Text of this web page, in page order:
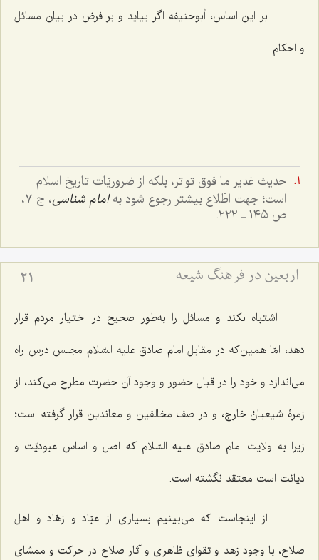
بر این اساس، أبوحنیفه اگر بیاید و بر فرض در بیان مسائل
و احکام
حدیث غدیر ما فوق تواتر، بلکه از ضروریّات تاریخ اسلام
است؛ جهت اطّلاع بیشتر رجوع شود بهامام شناسی
، ج ٧،
ص ١٤٥ ـ ٢٢٢.
اربعین در فرهنگ شیعه 21
اشتباه نکند و مسائل را به‌طور صحیح در اختیار مردم قرار
دهد، امّا همین‌که در مقابل امام صادق علیه السّلام مجلس درس راه
می‌اندازد و خود را در قبال حضور و وجود آن حضرت مطرح می‌کند، از
زمرۀ شیعیانْ خارج، و در صف مخالفین و معاندین قرار گرفته است؛
زیرا به ولایت امام صادق علیه السّلام که اصل و اساس عبودیّت و
دیانت است معتقد نگشته است.
از اینجاست که می‌بینیم بسیاری از عبّاد و زهّاد و اهل
صلاح، با وجود زهد و تقوای ظاهری و آثار صلاح در حرکت و ممشای